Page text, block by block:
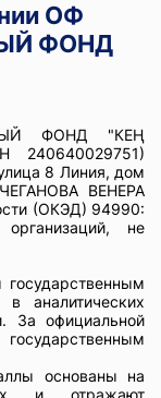
ОФ
ФОНД
ФОНД "КЕҢ
8 Линия, дом
ВЕНЕРА
(ОКЭД) 94990:
не
аналитических
За официальной
основаны на
и отражают